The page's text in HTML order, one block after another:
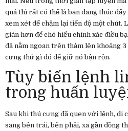
quá thì rất có thể là bạn đang thúc
xem xét để chậm lại tiến độ một chút.
giản hơn để chó hiểu chính xác điều
đã nằm ngoan trên thảm lên khoảng
cưng thứ gì đó để giữ nó bận rộn.
Tùy biến lệnh
trong huấn
Sau khi thú cưng đã quen với lệnh, di
sang bên trái, bên phải, xa gần đồng